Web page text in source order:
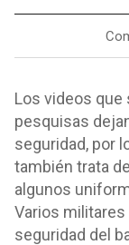
Los videos que
pesquisas
seguridad, por
también trata
algunos
Varios
seguridad del